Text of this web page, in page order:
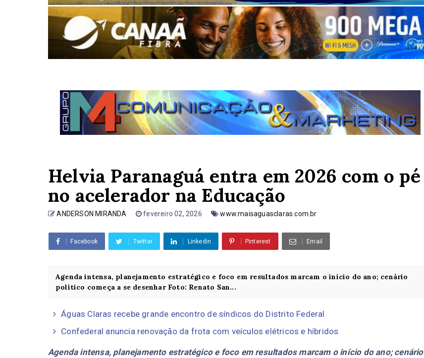
Helvia Paranaguá entra em 2026 com o pé
no acelerador na Educação
ANDERSON MIRANDA fevereiro 02, 2026 www.maisaguasclaras.com.br
Facebook Twitter Linkedin Pinterest Email
Agenda intensa, planejamento estratégico e foco em resultados marcam o início do ano; cenário
político começa a se desenhar Foto: Renato San...
Águas Claras recebe grande encontro de síndicos do Distrito Federal
Confederal anuncia renovação da frota com veículos elétricos e híbridos
Agenda intensa, planejamento estratégico e foco em resultados marcam o início do ano; cenário